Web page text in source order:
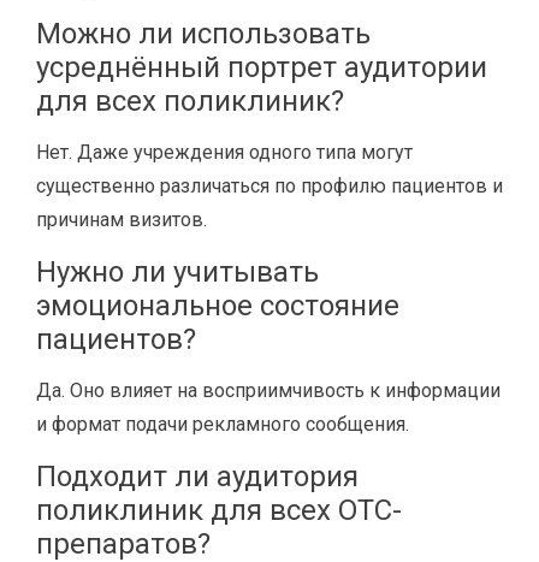
Можно ли использовать
усреднённый портрет аудитории
для всех поликлиник?
Нет. Даже учреждения одного типа могут
существенно различаться по профилю пациентов и
причинам визитов.
Нужно ли учитывать
эмоциональное состояние
пациентов?
Да. Оно влияет на восприимчивость к информации
и формат подачи рекламного сообщения.
Подходит ли аудитория
поликлиник для всех OTC-
препаратов?